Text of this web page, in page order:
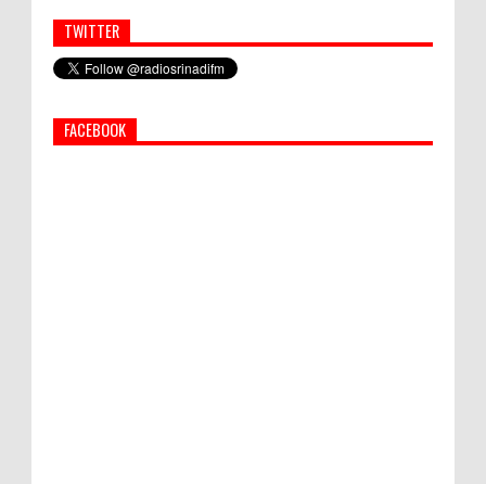
Simbol Persahabatan, RI Bangun Islamic Centre di
Afghanistan
PEMKAB KLUNGKUNG GELAR PASAR
TWITTER
FACEBOOK